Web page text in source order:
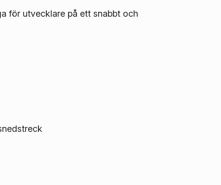
för utvecklare på ett snabbt och